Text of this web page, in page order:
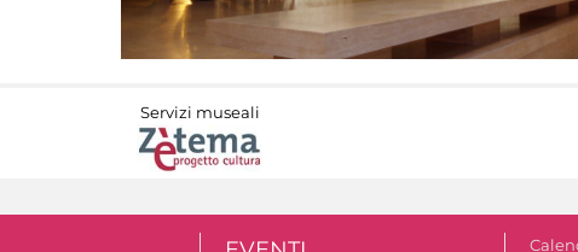
Servizi museali